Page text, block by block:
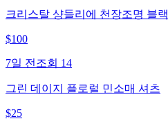
크리스탈 샹들리에 천장조명 블랙
$100
7일 전 조회 14
그린 데이지 플로럴 민소매 셔츠
$25